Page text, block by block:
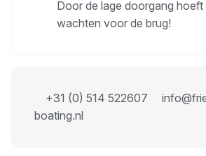
Door de lage doorgang hoeft
wachten voor de brug!
+31 (0) 514 522607
boating.nl